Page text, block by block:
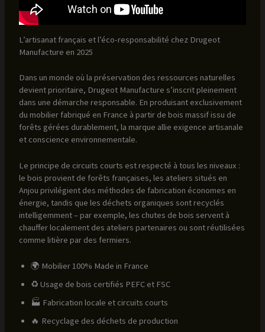
L’artisanat français et l’éco-responsabilité chez Drugeot
Manufacture en 2025
Dans un monde où la préservation des ressources naturelles
devient prioritaire, Drugeot Manufacture s’inscrit pleinement
dans une démarche responsable. En produisant exclusivement
du mobilier fabriqué en France à partir de bois massif issu de
forêts gérées durablement, la marque allie exigence artisanale
et conscience environnementale.
Le principe de circuits courts est respecté à tous les niveaux :
le bois provient de forêts françaises, les ateliers situés en
Anjou privilégient des méthodes de fabrication économes en
énergie, tandis que les déchets organiques sont recyclés
intelligemment – par exemple, les chutes de bois servent à
chauffer localement des ateliers partenaires ou sont réutilisées
comme litière par des fermiers.
🌍 Mobilier 100% Made in France
♻️ Usage de bois certifiés PEFC et FSC
🏭 Fabrication locale et circuits courts
🔥 Recyclage des déchets de production